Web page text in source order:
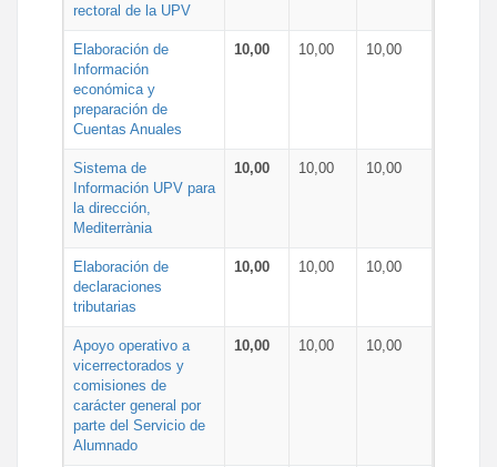
rectoral de la UPV
Elaboración de
Información
económica y
preparación de
Cuentas Anuales
10,00 10,00 10,00
Sistema de
Información UPV para
la dirección,
Mediterrània
10,00 10,00 10,00
Elaboración de
declaraciones
tributarias
10,00 10,00 10,00
Apoyo operativo a
vicerrectorados y
comisiones de
carácter general por
parte del Servicio de
Alumnado
10,00 10,00 10,00